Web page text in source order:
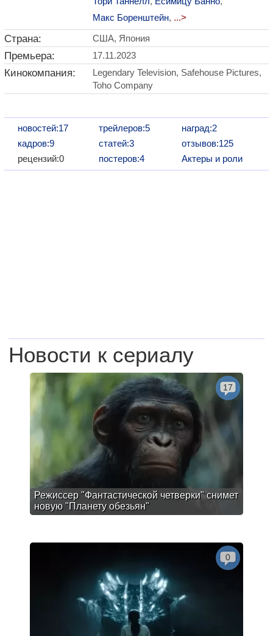
Макс Боренштейн, ...>
Страна: США, Япония
Премьера: 17.11.2023
Кинокомпания:
Legendary Television, Safehouse Pictures,
Toho Company
новостей:17
кадров:9
рецензий:0
трейлеров:5
статей:3
постеров:4
наград:2
отзывов:125
Актеры и роли
Новости к сериалу
Режиссер "Фантастической четверки" снимет
новую "Планету обезьян"
17
0